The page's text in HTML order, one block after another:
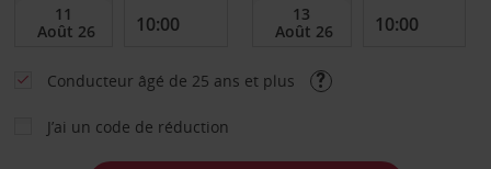
Conducteur âgé de 25 ans et plus
J’ai un code de réduction